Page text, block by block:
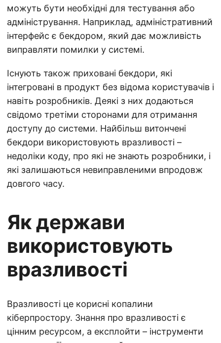
можуть бути необхідні для тестування або
адміністрування. Наприклад, адміністративний
інтерфейс є бекдором, який дає можливість
виправляти помилки у системі.
Існують також приховані бекдори, які
інтегровані в продукт без відома користувачів і
навіть розробників. Деякі з них додаються
свідомо третіми сторонами для отримання
доступу до системи. Найбільш витончені
бекдори використовують вразливості –
недоліки коду, про які не знають розробники, і
які залишаються невиправленими впродовж
довгого часу.
Як держави
використовують
вразливості
Вразливості це корисні копалини
кіберпростору. Знання про вразливості є
цінним ресурсом, а експлойти – інструменти